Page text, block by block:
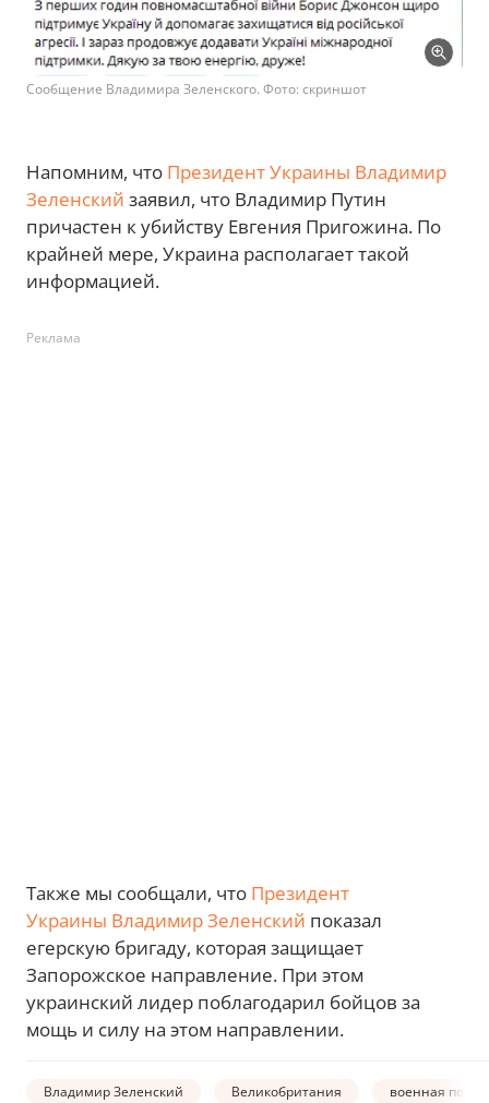
Сообщение Владимира Зеленского. Фото: скриншот
Напомним, что Президент Украины Владимир
Зеленский заявил, что Владимир Путин
причастен к убийству Евгения Пригожина. По
крайней мере, Украина располагает такой
информацией.
Реклама
Также мы сообщали, что Президент
Украины Владимир Зеленский показал
егерскую бригаду, которая защищает
Запорожское направление. При этом
украинский лидер поблагодарил бойцов за
мощь и силу на этом направлении.
Владимир Зеленский Великобритания военная